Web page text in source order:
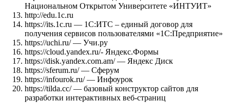
Национальном Открытом Университете «ИНТУИТ»
http://edu.1c.ru
https://its.1c.ru — 1С:ИТС – единый договор для
получения сервисов пользователями «1С:Предприятие»
https://uchi.ru/ — Учи.ру
https://cloud.yandex.ru/- Яндекс.Формы
https://disk.yandex.com.am/ — Яндекс Диск
https://sferum.ru/ — Сферум
https://infourok.ru/ — Инфоурок
https://tilda.cc/ — базовый конструктор сайтов для
разработки интерактивных веб-страниц